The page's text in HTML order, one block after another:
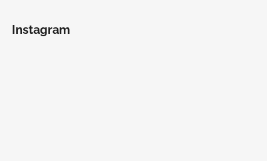
Instagram